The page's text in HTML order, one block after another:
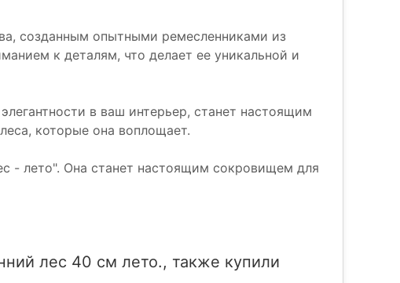
созданным опытными ремесленниками из
к деталям, что делает ее уникальной и
в ваш интерьер, станет настоящим
которые она воплощает.
- лето". Она станет настоящим сокровищем для
лес 40 см лето., также купили